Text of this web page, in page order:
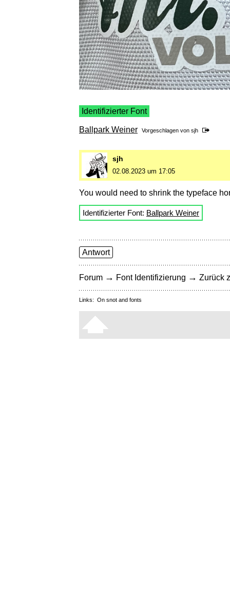
Identifizierter Font
Ballpark Weiner Vorgeschlagen von sjh
sjh
02.08.2023 um 17:05
You would need to shrink the typeface
Identifizierter Font: Ballpark Weiner
Antwort
Forum → Font Identifizierung → Zurück
Links: On snot and fonts